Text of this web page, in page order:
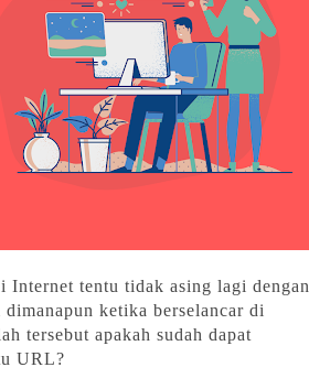
Internet tentu tidak asing lagi dengan
ketika berselancar di
tersebut apakah sudah dapat
URL?